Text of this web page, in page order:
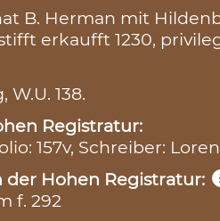
B. Herman mit
erkaufft 1230,
W.U. 138.
Registratur:
157v, Schreiber:
der Hohen Registratur:
f. 292